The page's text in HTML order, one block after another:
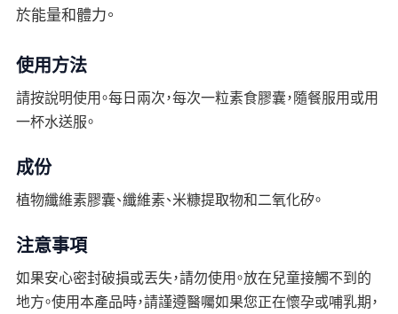
於能量和體力。
使用方法
請按說明使用。每日兩次，每次一粒素食膠囊，隨餐服用或用
一杯水送服。
成份
植物纖維素膠囊、纖維素、米糠提取物和二氧化矽。
注意事項
如果安心密封破損或丟失，請勿使用。放在兒童接觸不到的
地方。使用本產品時，請謹遵醫囑如果您正在懷孕或哺乳期，